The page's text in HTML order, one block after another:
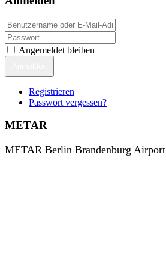
Angemeldet bleiben
Registrieren
Passwort vergessen?
METAR
METAR Berlin Brandenburg Airport